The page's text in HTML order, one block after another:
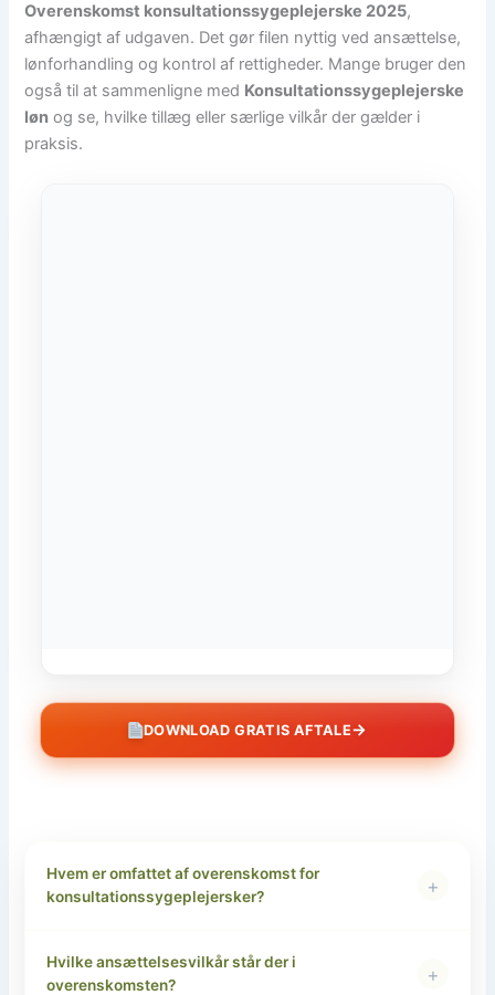
Overenskomst konsultationssygeplejerske 2025,
afhængigt af udgaven. Det gør filen nyttig ved ansættelse,
lønforhandling og kontrol af rettigheder. Mange bruger den
også til at sammenligne med Konsultationssygeplejerske
løn og se, hvilke tillæg eller særlige vilkår der gælder i
praksis.
DOWNLOAD GRATIS AFTALE→
Hvem er omfattet af overenskomst for
konsultationssygeplejersker?
+
Hvilke ansættelsesvilkår står der i
overenskomsten?
+